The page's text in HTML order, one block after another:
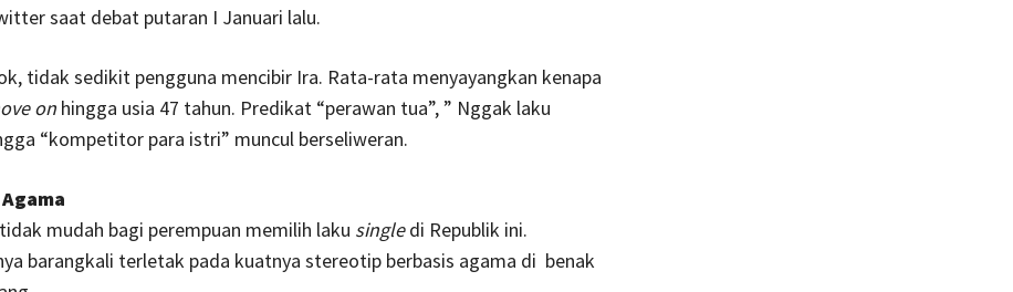
saat debat putaran I Januari lalu.
tidak sedikit pengguna mencibir Ira. Rata-rata menyayangkan kenapa
onhingga usia 47 tahun. Predikat “perawan tua”, ” Nggak laku
“kompetitor para istri” muncul berseliweran.
mudah bagi perempuan memilih laku singledi Republik ini.
barangkali terletak pada kuatnya stereotip berbasis agama di benak